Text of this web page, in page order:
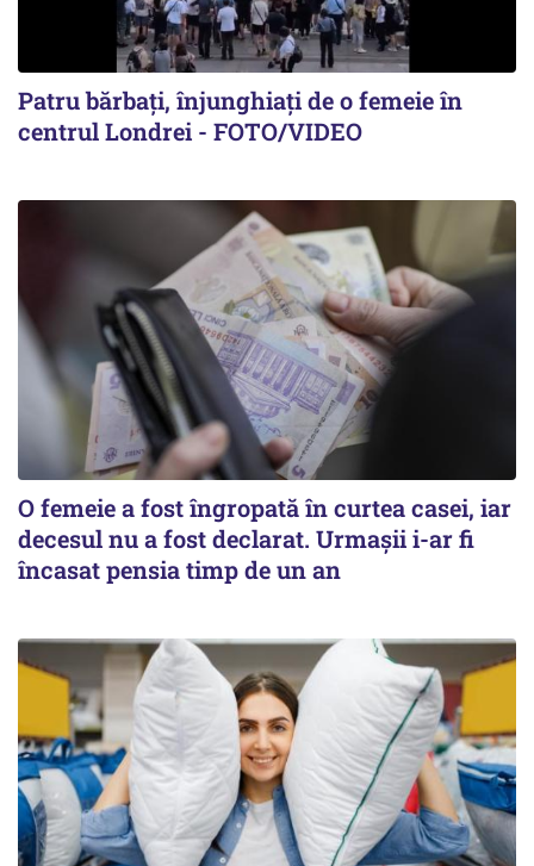
Patru bărbați, înjunghiați de o femeie în
centrul Londrei - FOTO/VIDEO
O femeie a fost îngropată în curtea casei, iar
decesul nu a fost declarat. Urmașii i-ar fi
încasat pensia timp de un an